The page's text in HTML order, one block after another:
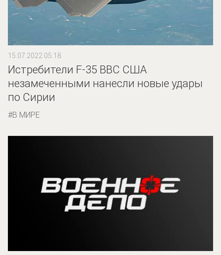
15.07.2022 05:18
Истребители F-35 ВВС США
незамеченными нанесли новые удары
по Сирии
В МИРЕ